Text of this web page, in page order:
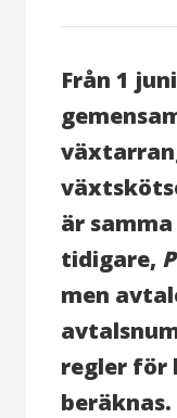
Från 1
är
tidigare,
men
regler för
beräknas.